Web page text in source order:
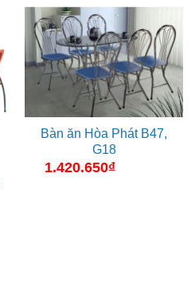
Bàn ăn Hòa Phát B47,
G18
1.420.650₫